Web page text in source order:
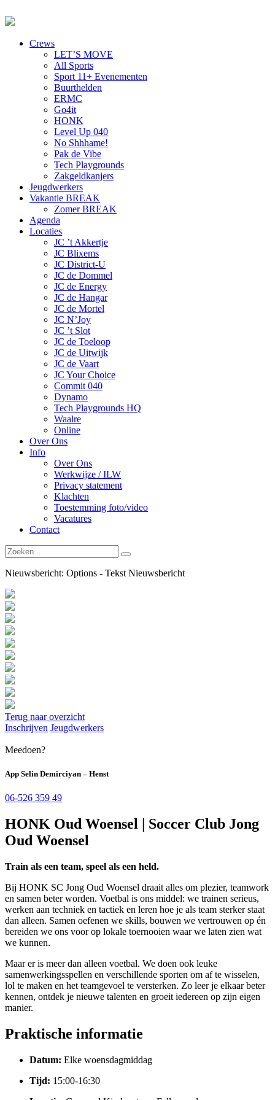
Crews
LET’S MOVE
All Sports
Sport 11+ Evenementen
Buurthelden
ERMC
Go4it
HONK
Level Up 040
No Shhhame!
Pak de Vibe
Tech Playgrounds
Zakgeldkanjers
Jeugdwerkers
Vakantie BREAK
Zomer BREAK
Agenda
Locaties
JC ’t Akkertje
JC Blixems
JC District-U
JC de Dommel
JC de Energy
JC de Hangar
JC de Mortel
JC N’Joy
JC ’t Slot
JC de Toeloop
JC de Uitwijk
JC de Vaart
JC Your Choice
Commit 040
Dynamo
Tech Playgrounds HQ
Waalre
Online
Over Ons
Info
Over Ons
Werkwijze / ILW
Privacy statement
Klachten
Toestemming foto/video
Vacatures
Contact
Nieuwsbericht: Options - Tekst Nieuwsbericht
Terug naar overzicht
Inschrijven Jeugdwerkers
Meedoen?
App Selin Demirciyan – Henst
06-526 359 49
HONK Oud Woensel | Soccer Club Jong
Oud Woensel
Train als een team, speel als een held.
Bij HONK SC Jong Oud Woensel draait alles om plezier, teamwork
en samen beter worden. Voetbal is ons middel: we trainen serieus,
werken aan techniek en tactiek en leren hoe je als team sterker staat
dan alleen. Samen oefenen we skills, bouwen we vertrouwen op én
bereiden we ons voor op lokale toernooien waar we laten zien wat
we kunnen.
Maar er is meer dan alleen voetbal. We doen ook leuke
samenwerkingsspellen en verschillende sporten om af te wisselen,
lol te maken en het teamgevoel te versterken. Zo leer je elkaar beter
kennen, ontdek je nieuwe talenten en groeit iedereen op zijn eigen
manier.
Praktische informatie
Datum: Elke woensdagmiddag
Tijd: 15:00-16:30